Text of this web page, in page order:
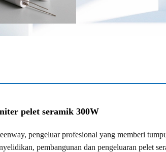
pelet seramik 300W
pengeluar profesional yang memberi
pembangunan dan pengeluaran pelet